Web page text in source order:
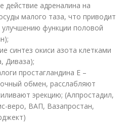
действие адреналина на
малого таза, что приводит
функции половой
синтез окиси азота клетками
Диваза);
простагландина Е –
обмен, расслабляют
эрекцию; (Алпростадил,
веро, ВАП, Вазапростан,